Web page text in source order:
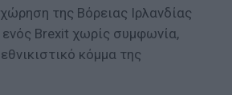
της Βόρειας Ιρλανδίας
Brexit χωρίς συμφωνία,
κόμμα της